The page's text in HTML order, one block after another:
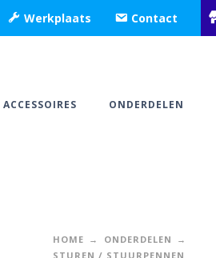
Werkplaats Contact
ACCESSOIRES ONDERDELEN
HOME
ONDERDELEN
STUREN / STUURPENNEN